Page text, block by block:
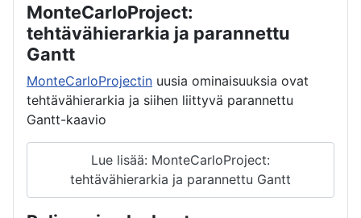
MonteCarloProject:
tehtävähierarkia ja parannettu
Gantt
MonteCarloProjectin uusia ominaisuuksia ovat
tehtävähierarkia ja siihen liittyvä parannettu
Gantt-kaavio
Lue lisää: MonteCarloProject:
tehtävähierarkia ja parannettu Gantt